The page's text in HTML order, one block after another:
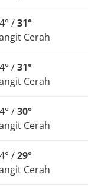
/31°
Cerah
/31°
Cerah
/30°
Cerah
/29°
Cerah